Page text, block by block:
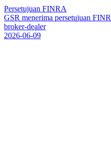
Persetujuan FINRA
GSR menerima persetujuan FINR
broker-dealer
2026-06-09